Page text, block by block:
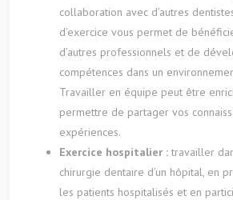
collaboration avec d’autres
d’exercice vous permet de
d’autres professionnels et de
compétences dans un
Travailler en équipe peut être
permettre de partager vos
expériences.
Exercice hospitalier :travailler
chirurgie dentaire d’un hôpital, en
les patients hospitalisés et en